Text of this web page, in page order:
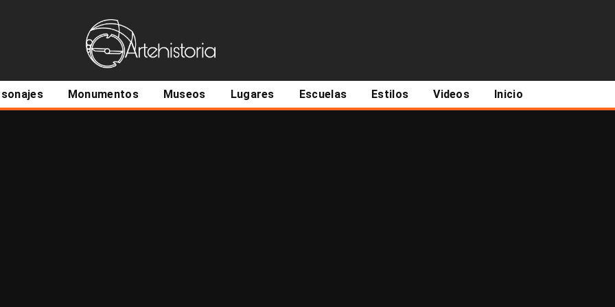
Monumentos Museos Lugares Escuelas Estilos Videos Inicio